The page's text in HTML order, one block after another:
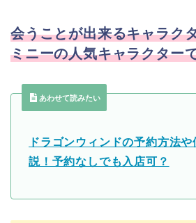
会うことが出来るキャラク
ミニーの人気キャラクター
あわせて読みたい
ドラゴンウィンドの予約方法
説！予約なしでも入店可？